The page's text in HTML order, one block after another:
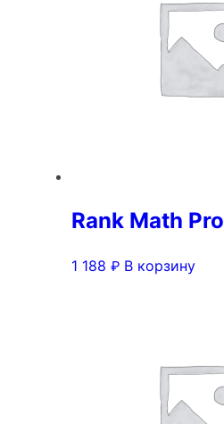
Rank Math Pro
1 188 ₽ В корзину